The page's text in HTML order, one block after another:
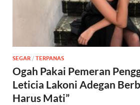
SEGAR / TERPANAS
Ogah Pakai Pemeran
Leticia Lakoni Adegan
Harus Mati”